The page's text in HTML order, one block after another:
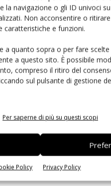
navigazione o gli ID univoci
Non acconsentire o
caratteristiche e funzioni.
a quanto sopra o per fare
a questo sito. È possibile
compreso il ritiro del
sul pulsante di gestione
Per saperne di più su questi scopi
Policy Privacy Policy
ci vorrà ancora un po’ di
richieste modifiche al
da parte delle autorità cinesi.